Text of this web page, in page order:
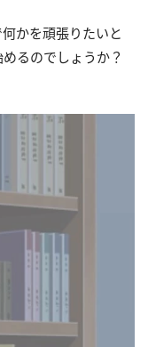
かを頑張りたいと
るのでしょうか？